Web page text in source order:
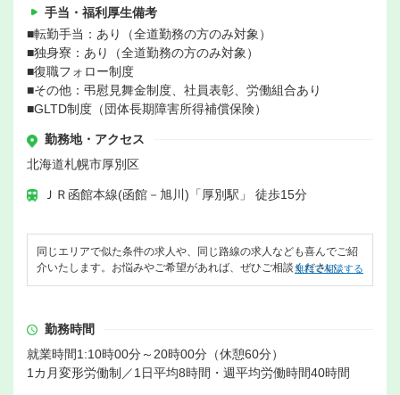
手当・福利厚生備考
■転勤手当：あり（全道勤務の方のみ対象）
■独身寮：あり（全道勤務の方のみ対象）
■復職フォロー制度
■その他：弔慰見舞金制度、社員表彰、労働組合あり
■GLTD制度（団体長期障害所得補償保険）
勤務地・アクセス
北海道札幌市厚別区
ＪＲ函館本線(函館－旭川)「厚別駅」 徒歩15分
同じエリアで似た条件の求人や、同じ路線の求人なども喜んでご紹
介いたします。お悩みやご希望があれば、ぜひご相談ください。
無料で相談する
勤務時間
就業時間1:10時00分～20時00分（休憩60分）
1カ月変形労働制／1日平均8時間・週平均労働時間40時間